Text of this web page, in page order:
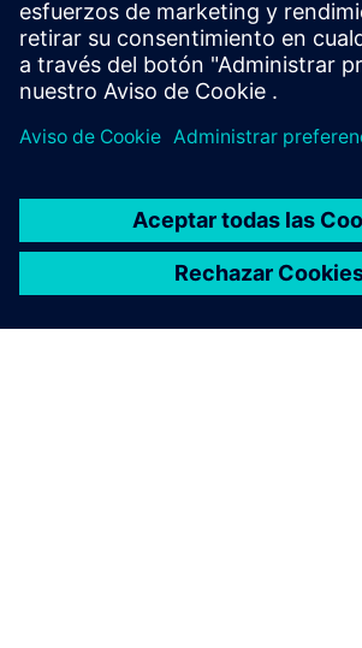
2D y 3D para respal...
Más información